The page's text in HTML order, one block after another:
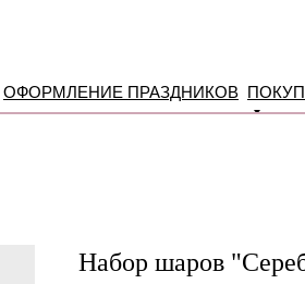
ОФОРМЛЕНИЕ ПРАЗДНИКОВ
Набор шаров